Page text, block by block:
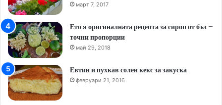
март 7, 2017
Ето я оригиналната рецепта за сироп от бъз –
точни пропорции
май 29, 2018
Евтин и пухкав солен кекс за закуска
февруари 21, 2016